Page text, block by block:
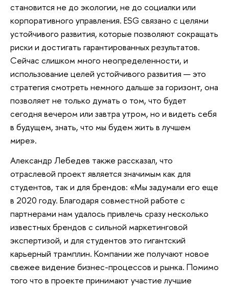
становится не до экологии, не до социалки или
корпоративного управления. ESG связано с целями
устойчивого развития, которые позволяют сокращать
риски и достигать гарантированных результатов.
Сейчас слишком много неопределенности, и
использование целей устойчивого развития — это
стратегия смотреть немного дальше за горизонт, она
позволяет не только думать о том, что будет
сегодня вечером или завтра утром, но и видеть себя
в будущем, знать, что мы будем жить в лучшем
мире».
Александр Лебедев также рассказал, что
отраслевой проект является значимым как для
студентов, так и для брендов: «Мы задумали его еще
в 2020 году. Благодаря совместной работе с
партнерами нам удалось привлечь сразу несколько
известных брендов с сильной маркетинговой
экспертизой, и для студентов это гигантский
карьерный трамплин. Компании же получают новое
свежее видение бизнес-процессов и рынка. Помимо
того что в проекте принимают участие лучшие